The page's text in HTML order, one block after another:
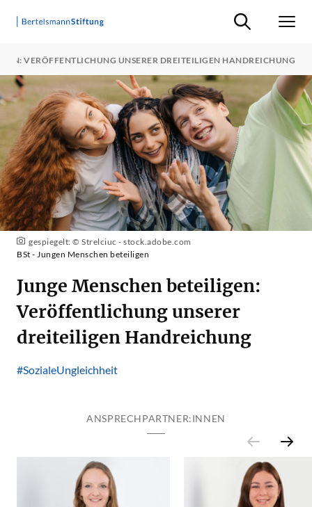
Suche ein-/
VERÖFFENTLICHUNG UNSERER DREITEILIGEN HANDREICHUNG
gespiegelt: © Strelciuc - stock.adobe.com
BSt - Jungen Menschen beteiligen
Junge Menschen beteiligen:
Veröffentlichung unserer
dreiteiligen Handreichung
#SozialeUngleichheit
ANSPRECHPARTNER:INNEN